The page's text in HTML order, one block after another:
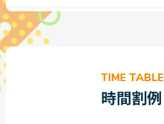
時間割例
TIME TABLE